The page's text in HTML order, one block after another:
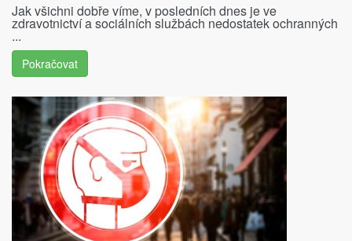
Jak všichni dobře víme, v posledních dnes je ve
zdravotnictví a sociálních službách nedostatek ochranných
...
Pokračovat